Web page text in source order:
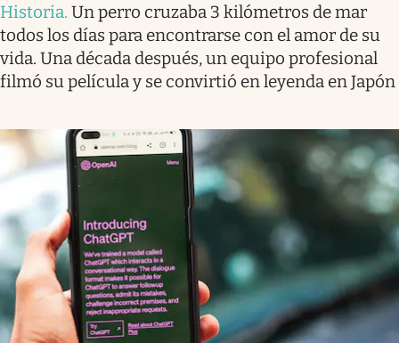
Historia. Un perro cruzaba 3 kilómetros de mar
todos los días para encontrarse con el amor de su
vida. Una década después, un equipo profesional
filmó su película y se convirtió en leyenda en Japón